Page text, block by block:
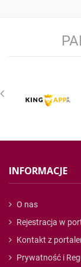
INFORMACJE
O nas
Rejestracja w
Kontakt z
Prywatność i